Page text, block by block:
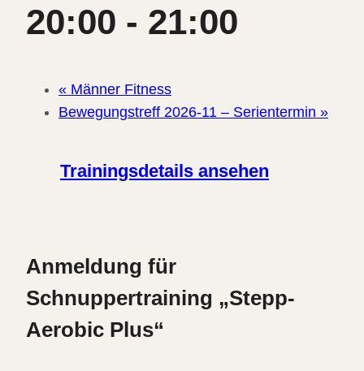
20:00 - 21:00
« Männer Fitness
Bewegungstreff 2026-11 – Serientermin »
Trainingsdetails ansehen
Anmeldung für
Schnuppertraining „Stepp-
Aerobic Plus“